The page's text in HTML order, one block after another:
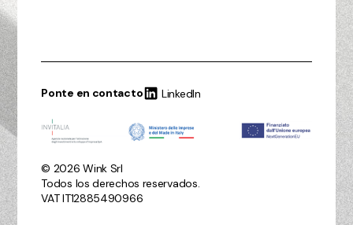
© 2026 Wink Srl
Todos los derechos reservados.
VAT IT12885490966
Ponte en contacto LinkedIn